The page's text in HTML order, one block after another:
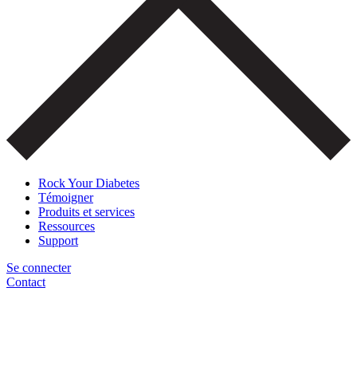
Rock Your Diabetes
Témoigner
Produits et services
Ressources
Support
Se connecter
Contact